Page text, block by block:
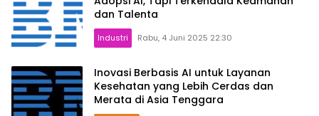
dan Talenta
Industri Rabu, 4 Juni 2025 22:30
Inovasi Berbasis AI untuk Layanan
Kesehatan yang Lebih Cerdas dan
Merata di Asia Tenggara